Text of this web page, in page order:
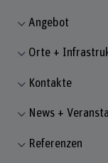
Angebot
Orte +
Kontakte
News +
Referenzen